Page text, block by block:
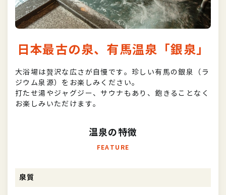
日本最古の泉、有馬温泉「銀泉」
大浴場は贅沢な広さが自慢です。珍しい有馬の銀泉（ラ
ジウム泉源）をお楽しみください。
打たせ湯やジャグジー、サウナもあり、飽きることなく
お楽しみいただけます。
温泉の特徴
FEATURE
泉質